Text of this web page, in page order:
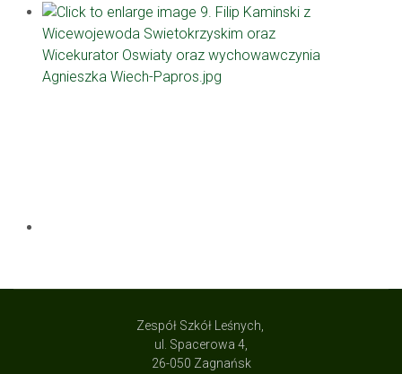
Zespół Szkół Leśnych,
ul. Spacerowa 4,
26-050 Zagnańsk